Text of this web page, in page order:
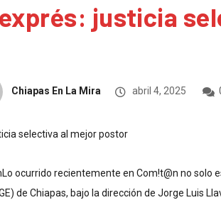
justicia
Chiapas En La Mira abril 4, 2025
ocurrido recientemente en Com!t@n no solo
de Chiapas, bajo la dirección de Jorge Luis